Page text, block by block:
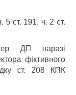
5 ст. 191, ч. 2 ст.
ДП наразі
фіктивного
ст. 208 КПК